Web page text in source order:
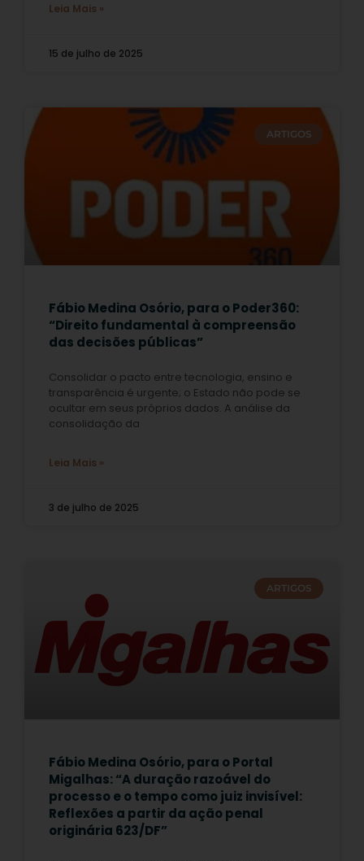
Leia Mais »
15 de julho de 2025
ARTIGOS
Fábio Medina Osório, para o Poder360:
“Direito fundamental à compreensão
das decisões públicas”
Consolidar o pacto entre tecnologia, ensino e
transparência é urgente; o Estado não pode se
ocultar em seus próprios dados. A análise da
consolidação da
Leia Mais »
3 de julho de 2025
ARTIGOS
Fábio Medina Osório, para o Portal
Migalhas: “A duração razoável do
processo e o tempo como juiz invisível:
Reflexões a partir da ação penal
originária 623/DF”